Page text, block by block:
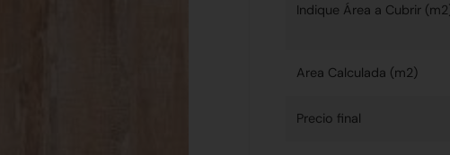
Indique Área a Cubrir
Area Calculada (m2)
Precio final